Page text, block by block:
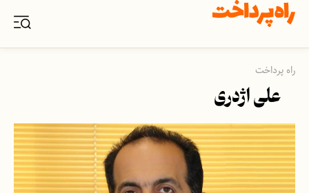
راه پرداخت
علی اژدری